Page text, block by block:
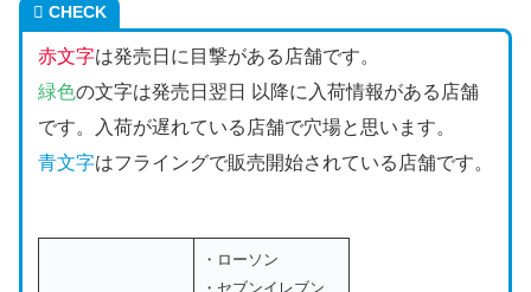
CHECK
赤文字は発売日に目撃がある店舗です。
緑色の文字は発売日翌日 以降に入荷情報がある店舗
です。入荷が遅れている店舗で穴場と思います。
青文字はフライングで販売開始されている店舗です。
・ローソン
・セブンイレブン